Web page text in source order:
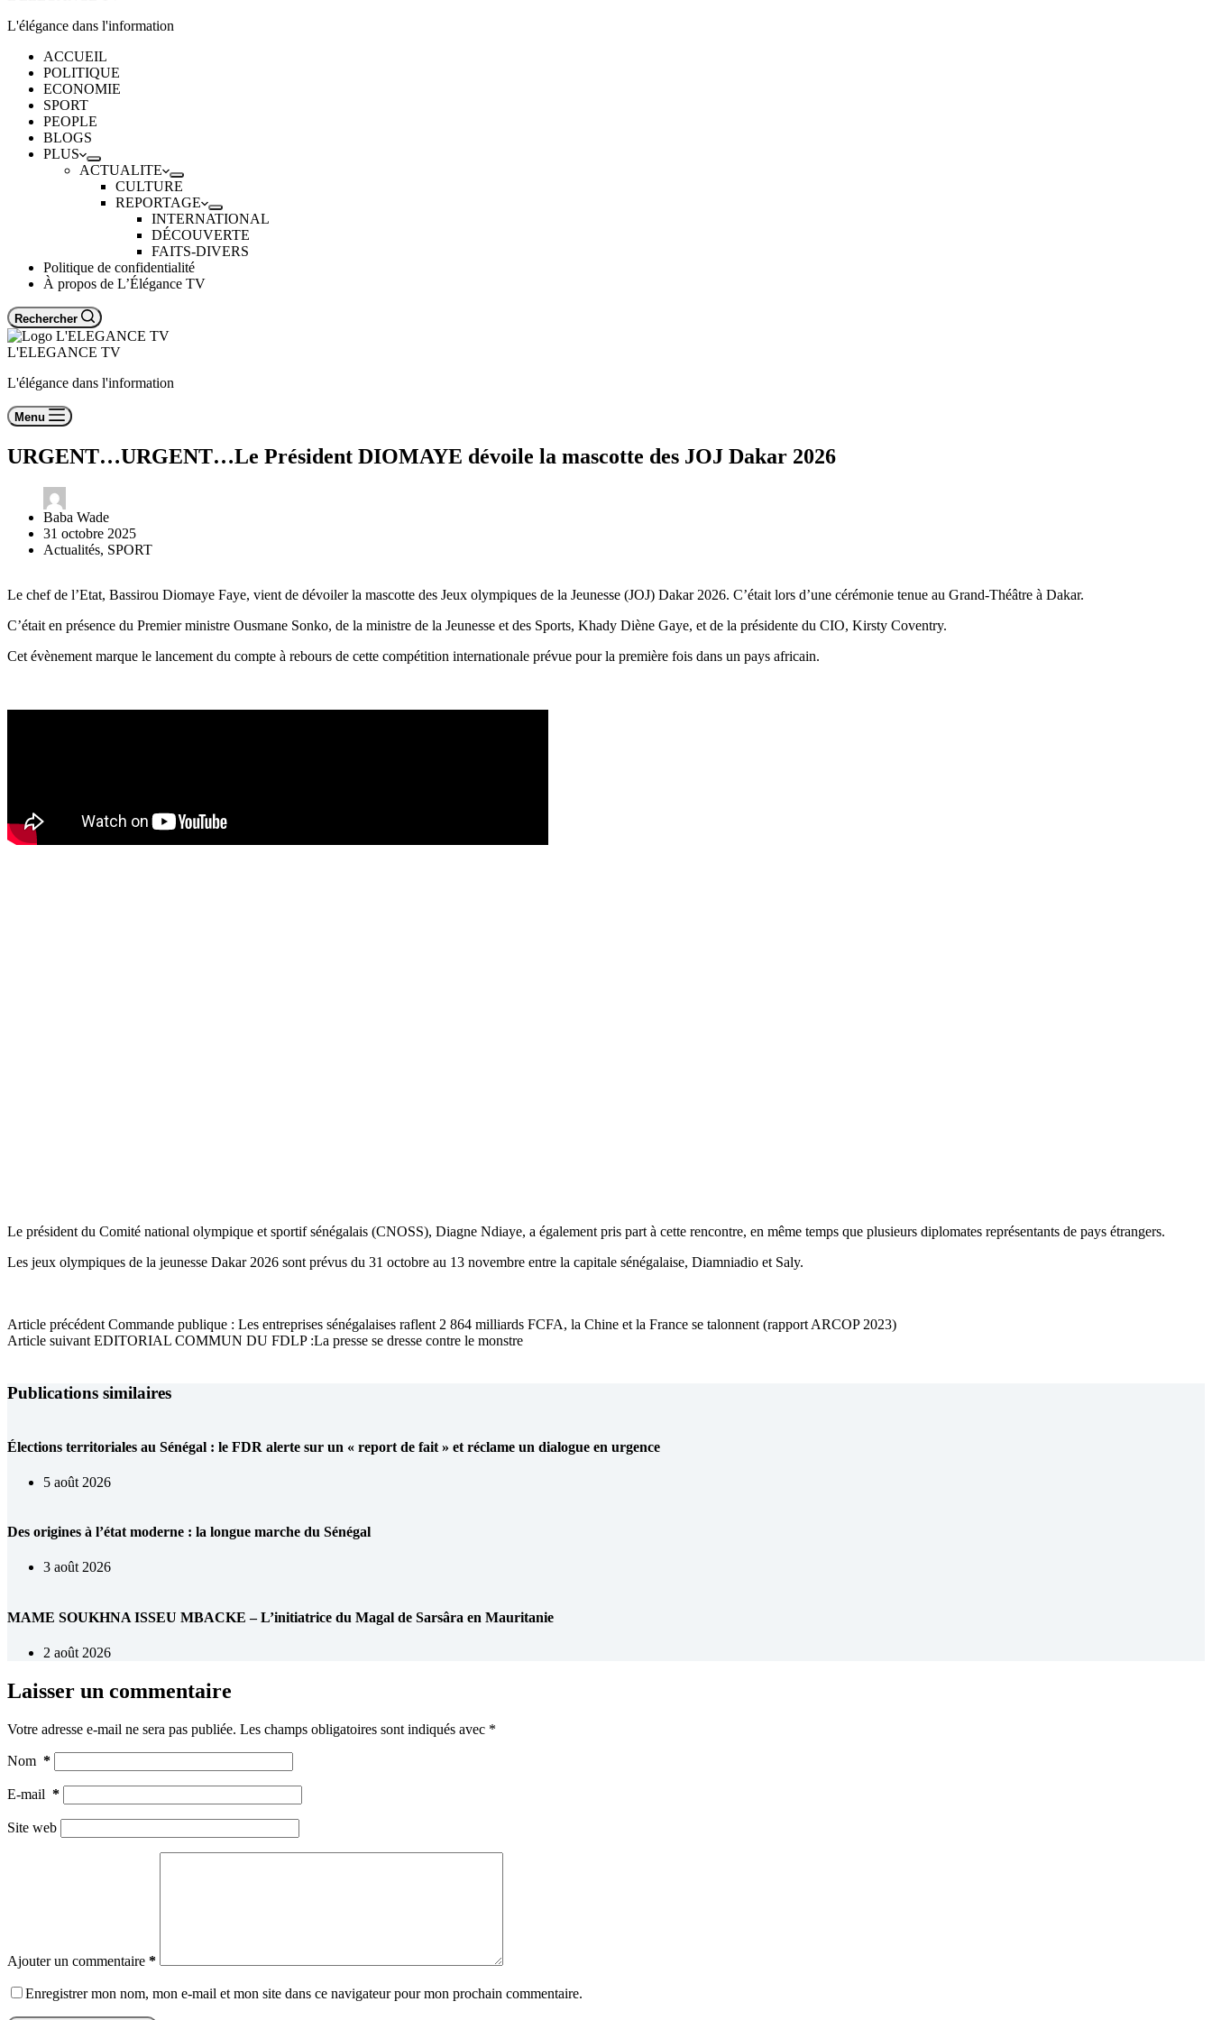
L'élégance dans l'information
ACCUEIL
POLITIQUE
ECONOMIE
SPORT
PEOPLE
BLOGS
PLUS
ACTUALITE
CULTURE
REPORTAGE
INTERNATIONAL
DÉCOUVERTE
FAITS-DIVERS
Politique de confidentialité
À propos de L’Élégance TV
Rechercher
L'ELEGANCE TV
L'élégance dans l'information
Menu
URGENT…URGENT…Le Président DIOMAYE dévoile la mascotte des JOJ Dakar 2026
Baba Wade
31 octobre 2025
Actualités, SPORT
Le chef de l’Etat, Bassirou Diomaye Faye, vient de dévoiler la mascotte des Jeux olympiques de la Jeunesse (JOJ) Dakar 2026. C’était lors d’une cérémonie tenue au Grand-Théâtre à Dakar.
C’était en présence du Premier ministre Ousmane Sonko, de la ministre de la Jeunesse et des Sports, Khady Diène Gaye, et de la présidente du CIO, Kirsty Coventry.
Cet évènement marque le lancement du compte à rebours de cette compétition internationale prévue pour la première fois dans un pays africain.
Le président du Comité national olympique et sportif sénégalais (CNOSS), Diagne Ndiaye, a également pris part à cette rencontre, en même temps que plusieurs diplomates représentants de pays étrangers.
Les jeux olympiques de la jeunesse Dakar 2026 sont prévus du 31 octobre au 13 novembre entre la capitale sénégalaise, Diamniadio et Saly.
Article précédent Commande publique : Les entreprises sénégalaises raflent 2 864 milliards FCFA, la Chine et la France se talonnent (rapport ARCOP 2023)
Article suivant EDITORIAL COMMUN DU FDLP :La presse se dresse contre le monstre
Publications similaires
Élections territoriales au Sénégal : le FDR alerte sur un « report de fait » et réclame un dialogue en urgence
5 août 2026
Des origines à l’état moderne : la longue marche du Sénégal
3 août 2026
MAME SOUKHNA ISSEU MBACKE – L’initiatrice du Magal de Sarsâra en Mauritanie
2 août 2026
Laisser un commentaire
Votre adresse e-mail ne sera pas publiée. Les champs obligatoires sont indiqués avec *
Nom *
E-mail *
Site web
Ajouter un commentaire *
Enregistrer mon nom, mon e-mail et mon site dans ce navigateur pour mon prochain commentaire.